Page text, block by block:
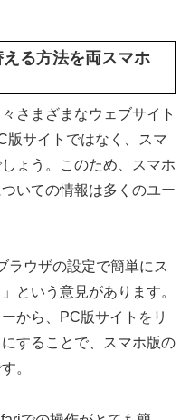
る方法を両スマホ
さまざまなウェブサイト
版サイトではなく、スマ
ょう。このため、スマホ
いての情報は多くのユー
ラウザの設定で簡単にス
という意見があります。
から、PC版サイトをリ
することで、スマホ版の
。